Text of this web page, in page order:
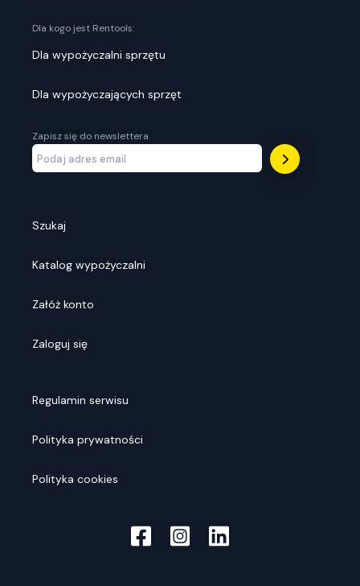
Dla kogo jest Rentools:
Dla wypożyczalni sprzętu
Dla wypożyczających sprzęt
Zapisz się do newslettera
Szukaj
Katalog wypożyczalni
Załóż konto
Zaloguj się
Regulamin serwisu
Polityka prywatności
Polityka cookies